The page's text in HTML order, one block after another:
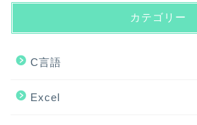
カテゴリー
C言語
Excel